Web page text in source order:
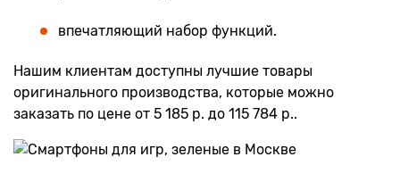
впечатляющий набор функций.
Нашим клиентам доступны лучшие товары
оригинального производства, которые можно
заказать по цене от 5 185 р. до 115 784 р..